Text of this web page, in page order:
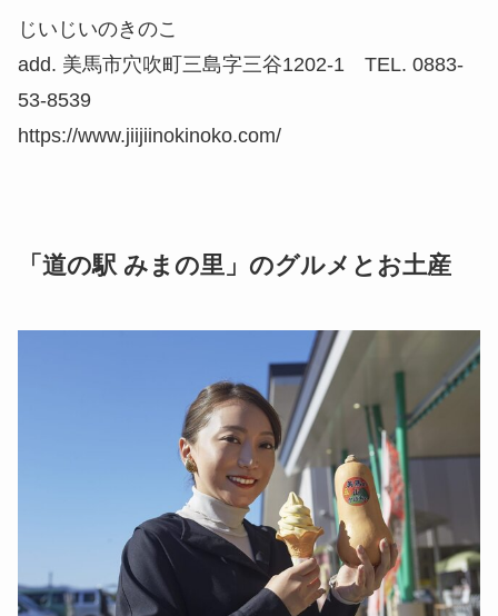
じいじいのきのこ
add. 美馬市穴吹町三島字三谷1202-1 TEL. 0883-
53-8539
https://www.jiijiinokinoko.com/
「道の駅 みまの里」のグルメとお土産